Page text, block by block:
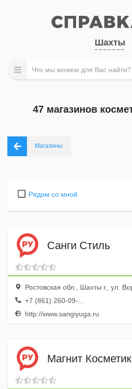
Шахты
47 магазинов
Магазины
Рядом со мной
Санги Стиль
Ростовская обл., Шахты г., ул.
+7 (861) 260-09-...
http://www.sangiyuga.ru
Магнит Косметик